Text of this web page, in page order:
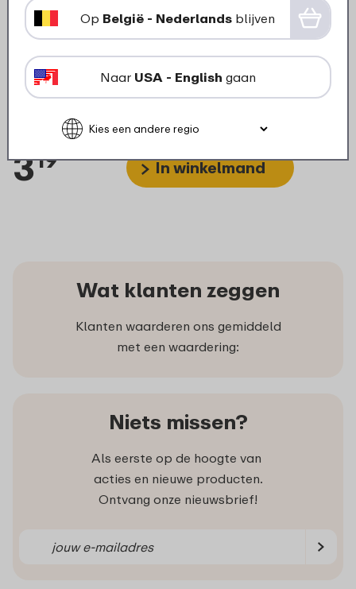
Cassette bestekset Ellipse -
Nordic sage
319 In winkelmand
Wat klanten zeggen
Klanten waarderen ons gemiddeld
met een waardering:
Niets missen?
Als eerste op de hoogte van
acties en nieuwe producten.
Ontvang onze nieuwsbrief!
Op België - Nederlands blijven
Naar USA - English gaan